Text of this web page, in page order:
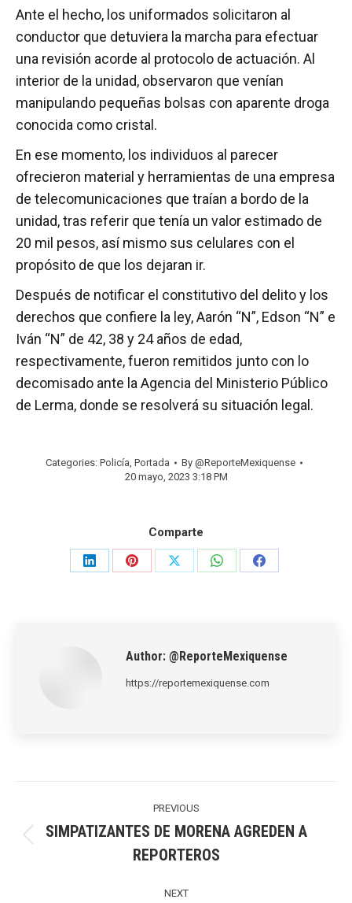
Ante el hecho, los uniformados solicitaron al
conductor que detuviera la marcha para efectuar
una revisión acorde al protocolo de actuación. Al
interior de la unidad, observaron que venían
manipulando pequeñas bolsas con aparente droga
conocida como cristal.
En ese momento, los individuos al parecer
ofrecieron material y herramientas de una empresa
de telecomunicaciones que traían a bordo de la
unidad, tras referir que tenía un valor estimado de
20 mil pesos, así mismo sus celulares con el
propósito de que los dejaran ir.
Después de notificar el constitutivo del delito y los
derechos que confiere la ley, Aarón “N”, Edson “N” e
Iván “N” de 42, 38 y 24 años de edad,
respectivamente, fueron remitidos junto con lo
decomisado ante la Agencia del Ministerio Público
de Lerma, donde se resolverá su situación legal.
Categories: Policía, Portada By @ReporteMexiquense
20 mayo, 2023 3:18 PM
Comparte
Share
Share
Share
Share
Share
Author: @ReporteMexiquense
https://reportemexiquense.com
PREVIOUS
post:
SIMPATIZANTES DE MORENA AGREDEN A
REPORTEROS
NEXT